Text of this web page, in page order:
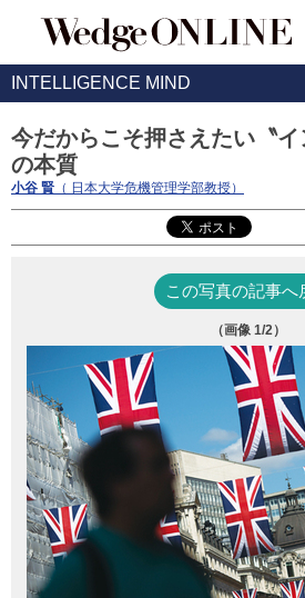
INTELLIGENCE MIND
今だからこそ押さえたい〝イ
の本質
小谷 賢 （ 日本大学危機管理学部教授）
この写真の記事へ
（画像 1/2）